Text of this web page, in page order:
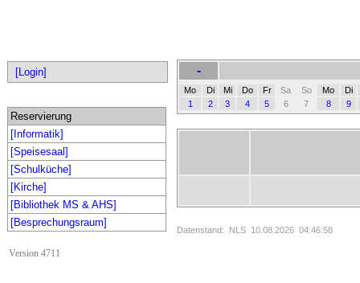
[Login]
Reservierung
[Informatik]
[Speisesaal]
[Schulküche]
[Kirche]
[Bibliothek MS & AHS]
[Besprechungsraum]
Version 4711
-
Mo Di Mi Do Fr Sa So Mo
Di
1
2 3 4 5 6 7 8 9
Datenstand: NLS 10.08.2026 04:46:58